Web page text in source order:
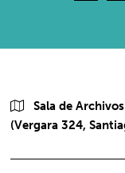
Sala de
(Vergara 324,